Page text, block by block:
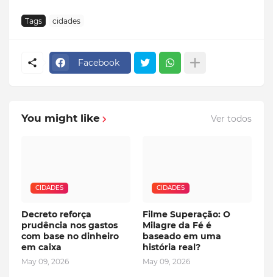
Tags cidades
Facebook
You might like Ver todos
CIDADES
Decreto reforça
prudência nos gastos
com base no dinheiro
em caixa
May 09, 2026
CIDADES
Filme Superação: O
Milagre da Fé é
baseado em uma
história real?
May 09, 2026